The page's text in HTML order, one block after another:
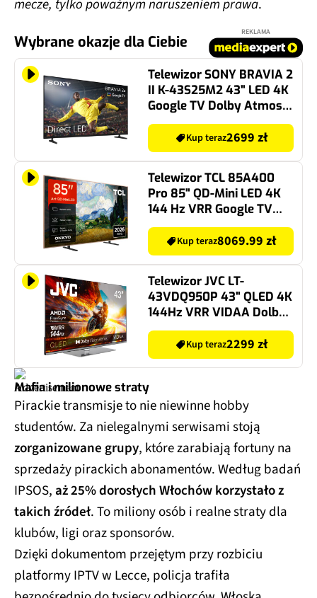
mecze, tylko poważnym naruszeniem prawa.
Wybrane okazje dla Ciebie
REKLAMA
Telewizor SONY BRAVIA 2
II K-43S25M2 43" LED 4K
Google TV Dolby Atmos
HDMI 2.1
Kup teraz2699 zł
Telewizor TCL 85A400
Pro 85" QD-Mini LED 4K
144 Hz VRR Google TV
Dolby Atmos Dolby
Vision HDMI 2.1
Kup teraz8069.99 zł
Telewizor JVC LT-
43VDQ950P 43" QLED 4K
144Hz VRR VIDAA Dolby
Atmos Dolby Vision HDMI
Kup teraz2299 zł
Mafia i milionowe straty
Pirackie transmisje to nie niewinne hobby
studentów. Za nielegalnymi serwisami stoją
zorganizowane grupy, które zarabiają fortuny na
sprzedaży pirackich abonamentów. Według badań
IPSOS,aż 25% dorosłych Włochów korzystało z
takich źródeł. To miliony osób i realne straty dla
klubów, ligi oraz sponsorów.
Dzięki dokumentom przejętym przy rozbiciu
platformy IPTV w Lecce, policja trafiła